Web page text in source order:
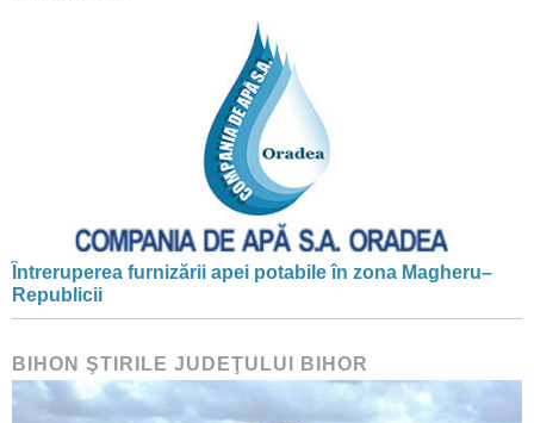
Întreruperea furnizării apei potabile în zona Magheru–
Republicii
BIHON ŞTIRILE JUDEŢULUI BIHOR